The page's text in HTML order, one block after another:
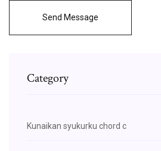
Send Message
Category
Kunaikan syukurku chord c